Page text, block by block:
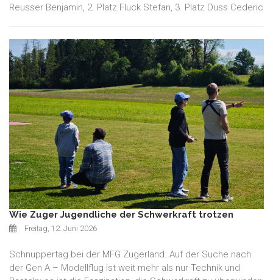
Reusser Benjamin, 2. Platz Fluck Stefan, 3. Platz Duss Cederic
Wie Zuger Jugendliche der Schwerkraft trotzen
Freitag, 12. Juni 2026
Schnuppertag bei der MFG Zugerland. Auf der Suche nach
der Gen A – Modellflug ist weit mehr als nur Technik und